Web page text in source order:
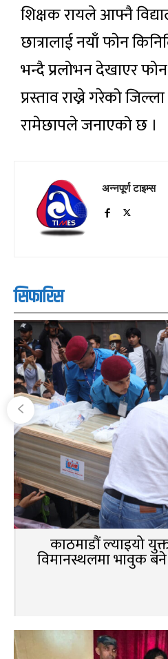
शिक्षक रायले आफ्नै
छात्रालाई नयाँ फाेन
भन्दै प्रलोभन देखाएर
प्रस्ताव राख्ने गरेको
रामेछापले जनाएको छ ।
अन्नपूर्ण टाइम्स
सिफारिस
काठमाडौं ल्याइयो
विमानस्थलमा भावुक